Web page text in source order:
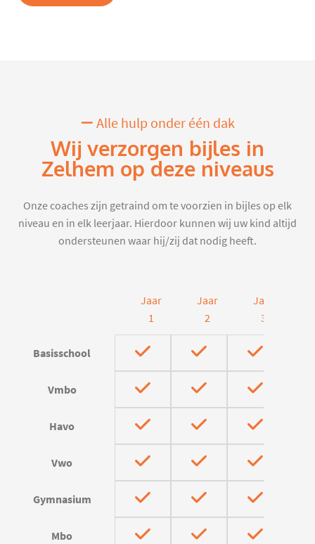
Alle hulp onder één dak
Wij verzorgen bijles in
Zelhem op deze niveaus
Onze coaches zijn getraind om te voorzien in bijles op elk
niveau en in elk leerjaar. Hierdoor kunnen wij uw kind altijd
ondersteunen waar hij/zij dat nodig heeft.
Jaar
1
Jaar
2
Jaar
3
Basisschool
Vmbo
Havo
Vwo
Gymnasium
Mbo